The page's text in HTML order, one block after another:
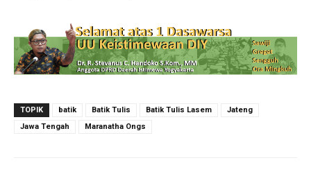
TOPIK batik Batik Tulis Batik Tulis Lasem
Jateng
Jawa Tengah
Maranatha Ongs